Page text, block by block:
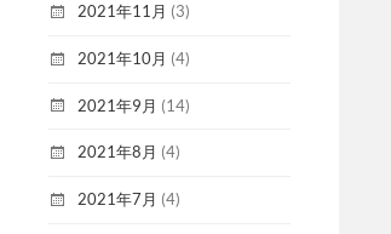
2021年11月 (3)
2021年10月 (4)
2021年9月 (14)
2021年8月 (4)
2021年7月 (4)